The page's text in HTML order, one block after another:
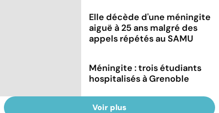
Elle décède d'une méningite
aiguë à 25 ans malgré des
appels répétés au SAMU
Méningite : trois étudiants
hospitalisés à Grenoble
Voir plus